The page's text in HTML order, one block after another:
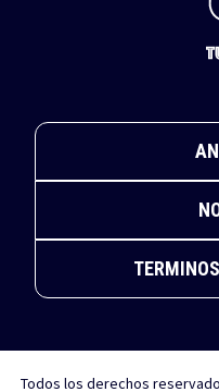
Todos los derechos